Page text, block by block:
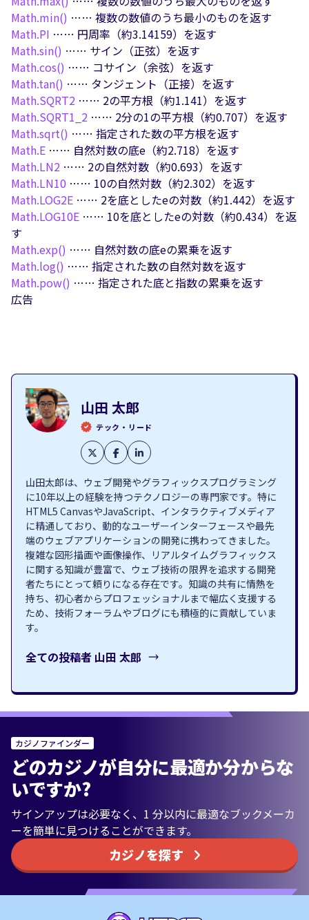
Math.min() …… 複数の数値のうち最小のものを返す
Math.PI …… 円周率（約3.14159）を返す
Math.sin() …… サイン（正弦）を返す
Math.cos() …… コサイン（余弦）を返す
Math.tan() …… タンジェント（正接）を返す
Math.SQRT2 …… 2の平方根（約1.141）を返す
Math.SQRT1_2 …… 2分の1の平方根（約0.707）を返す
Math.sqrt() …… 指定された数の平方根を返す
Math.E …… 自然対数の底e（約2.718）を返す
Math.LN2 …… 2の自然対数（約0.693）を返す
Math.LN10 …… 10の自然対数（約2.302）を返す
Math.LOG2E …… 2を底としたeの対数（約1.442）を返す
Math.LOG10E …… 10を底としたeの対数（約0.434）を返
す
Math.exp() …… 自然対数の底eの累乗を返す
Math.log() …… 指定された数の自然対数を返す
Math.pow() …… 指定された底と指数の累乗を返す
広告
山田 太郎
テック・リード
山田太郎は、ウェブ開発やグラフィックスプログラミング
に10年以上の経験を持つテクノロジーの専門家です。特に
HTML5 CanvasやJavaScript、インタラクティブメディア
に精通しており、動的なユーザーインターフェースや最先
端のウェブアプリケーションの開発に携わってきました。
複雑な図形描画や画像操作、リアルタイムグラフィックス
に関する知識が豊富で、ウェブ技術の限界を追求する開発
者たちにとって頼りになる存在です。知識の共有に情熱を
持ち、初心者からプロフェッショナルまで幅広く支援する
ため、技術フォーラムやブログにも積極的に貢献していま
す。
全ての投稿者 山田 太郎
カジノファインダー
どのカジノが自分に最適か分からな
いですか?
サインアップは必要なく、1 分以内に最適なブックメーカ
ーを簡単に見つけることができます。
カジノを探す